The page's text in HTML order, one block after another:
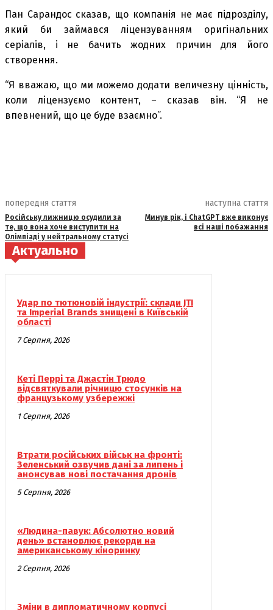
Пан Сарандос сказав, що компанія не має підрозділу,
який би займався ліцензуванням оригінальних
серіалів, і не бачить жодних причин для його
створення.
“Я вважаю, що ми можемо додати величезну цінність,
коли ліцензуємо контент, – сказав він. “Я не
впевнений, що це буде взаємно”.
попередня стаття
Російську лижницю осудили за
те, що вона хоче виступити на
Олімпіаді у нейтральному статусі
наступна стаття
Минув рік, і ChatGPT вже виконує
всі наші побажання
Актуально
Удар по тютюновій індустрії: склади JTI
та Imperial Brands знищені в Київській
області
7 Серпня, 2026
Кеті Перрі та Джастін Трюдо
відсвяткували річницю стосунків на
французькому узбережжі
1 Серпня, 2026
Втрати російських військ на фронті:
Зеленський озвучив дані за липень і
анонсував нові постачання дронів
5 Серпня, 2026
«Людина-павук: Абсолютно новий
день» встановлює рекорди на
американському кіноринку
2 Серпня, 2026
Зміни в дипломатичному корпусі